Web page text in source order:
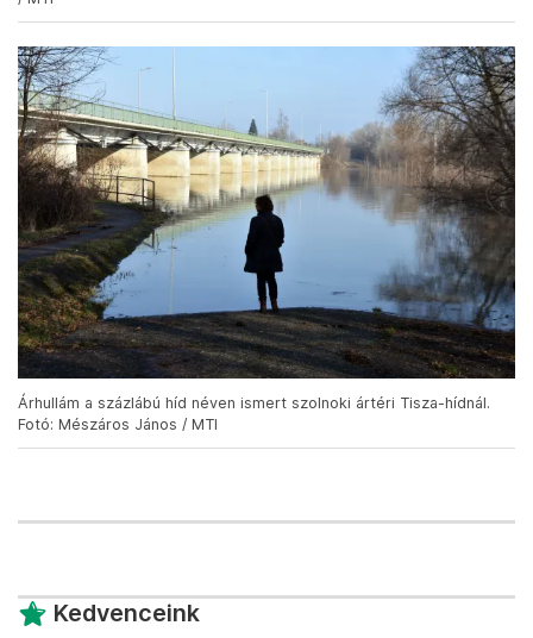
Árhullám a százlábú híd néven ismert szolnoki ártéri Tisza-hídnál.
Fotó: Mészáros János / MTI
Kedvenceink